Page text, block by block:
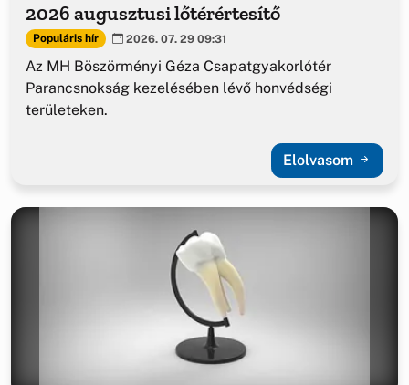
2026 augusztusi lőtérértesítő
Populáris hír 2026. 07. 29 09:31
Az MH Böszörményi Géza Csapatgyakorlótér
Parancsnokság kezelésében lévő honvédségi
területeken.
Elolvasom